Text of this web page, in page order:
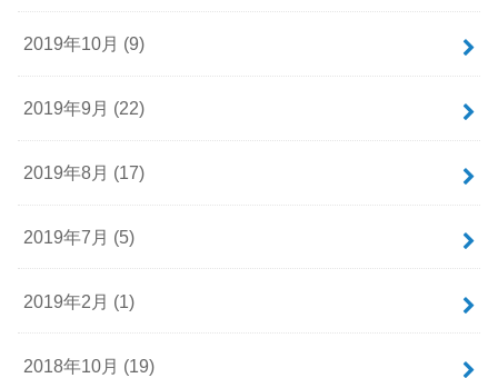
2019年10月 (9)
2019年9月 (22)
2019年8月 (17)
2019年7月 (5)
2019年2月 (1)
2018年10月 (19)